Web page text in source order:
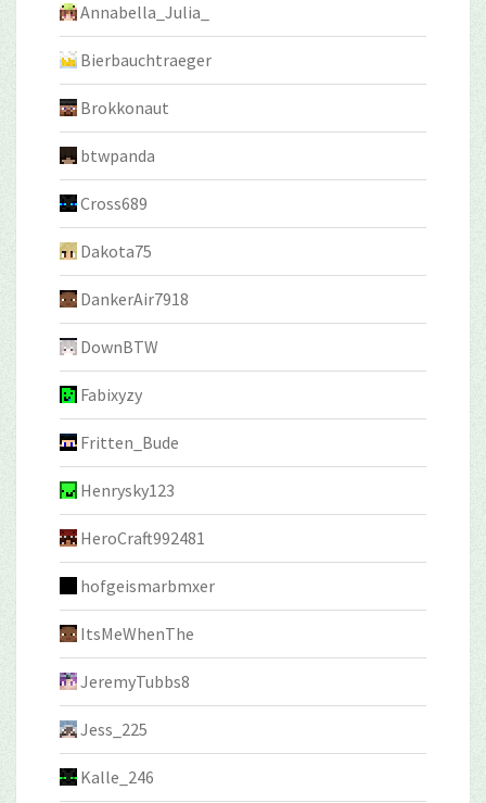
Annabella_Julia_
Bierbauchtraeger
Brokkonaut
btwpanda
Cross689
Dakota75
DankerAir7918
DownBTW
Fabixyzy
Fritten_Bude
Henrysky123
HeroCraft992481
hofgeismarbmxer
ItsMeWhenThe
JeremyTubbs8
Jess_225
Kalle_246